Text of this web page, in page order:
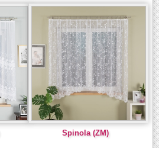
Spinola (ZM)